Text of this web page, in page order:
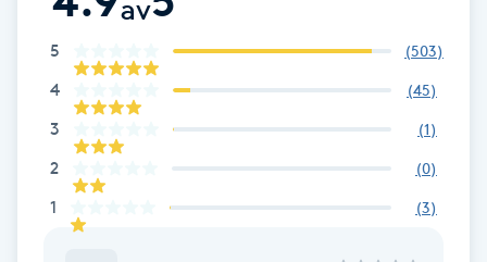
Face framing
Faceliftmassage
Fet hårbotten
av
5 (503)
4 (45)
3 (1)
2 (0)
1 (3)